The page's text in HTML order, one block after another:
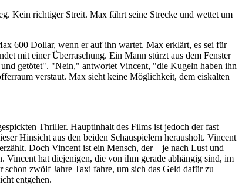
Kein richtiger Streit. Max fährt seine Strecke und wettet um
600 Dollar, wenn er auf ihn wartet. Max erklärt, es sei für
mit einer Überraschung. Ein Mann stürzt aus dem Fenster
getötet". "Nein," antwortet Vincent, "die Kugeln haben ihn
verstaut. Max sieht keine Möglichkeit, dem eiskalten
Thriller. Hauptinhalt des Films ist jedoch der fast
Hinsicht aus den beiden Schauspielern herausholt. Vincent
Doch Vincent ist ein Mensch, der – je nach Lust und
Vincent hat diejenigen, die von ihm gerade abhängig sind, im
zwölf Jahre Taxi fahre, um sich das Geld dafür zu
entgehen.